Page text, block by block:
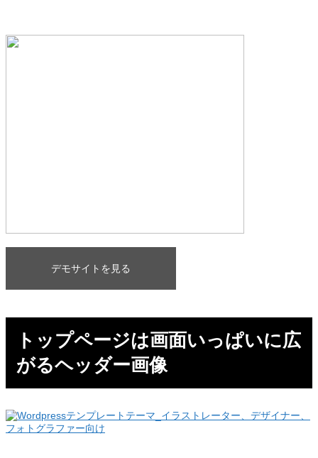
デモサイトを見る
トップページは画面いっぱいに広
がるヘッダー画像